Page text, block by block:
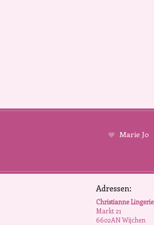
Marie Jo
Adressen:
Christianne Lingerie
Markt 21
6602AN Wijchen